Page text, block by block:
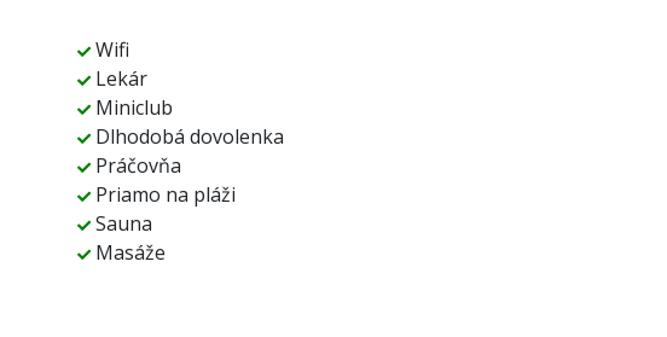
Wifi
Lekár
Miniclub
Dlhodobá dovolenka
Práčovňa
Priamo na pláži
Sauna
Masáže